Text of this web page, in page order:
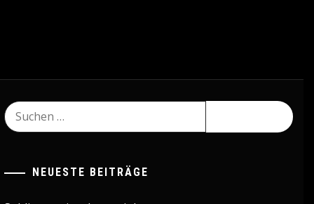
Suchen
nach:
NEUESTE BEITRÄGE